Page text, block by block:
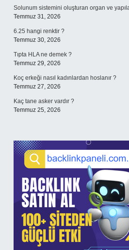
Solunum sistemini oluşturan organ ve
Temmuz 31, 2026
6.25 hangi renktir ?
Temmuz 30, 2026
Tıpta HLA ne demek ?
Temmuz 29, 2026
Koç erkeği nasıl kadınlardan hoslanır ?
Temmuz 27, 2026
Kaç tane asker vardır ?
Temmuz 25, 2026